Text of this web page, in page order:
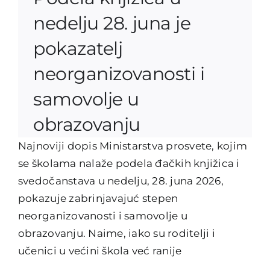
nedelju 28. juna je
pokazatelj
neorganizovanosti i
samovolje u
obrazovanju
Najnoviji dopis Ministarstva prosvete, kojim
se školama nalaže podela đačkih knjižica i
svedočanstava u nedelju, 28. juna 2026,
pokazuje zabrinjavajuć stepen
neorganizovanosti i samovolje u
obrazovanju. Naime, iako su roditelji i
učenici u većini škola već ranije